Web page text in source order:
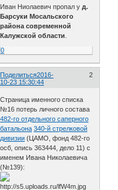
Иван Ниолаевич пропал у д.
Барсуки Мосальского
района современной
Калужской области
0
Поделиться 2
2016-
10-23 15:30:44
Страница именного списка
№16 потерь личного состава
482-го отдельного саперного
батальона 340-й стрелковой
дивизии (ЦАМО, фонд 482-го
осб, опись 363444, дело 11) с
именем Ивана Николаевича
(№139):